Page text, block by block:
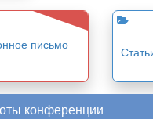
письмо
конференции